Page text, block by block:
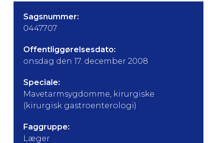
Sagsnummer:
0447707
Offentliggørelsesdato:
onsdag den 17. december 2008
Speciale:
Mavetarmsygdomme, kirurgiske
(kirurgisk gastroenterologi)
Faggruppe:
Læger